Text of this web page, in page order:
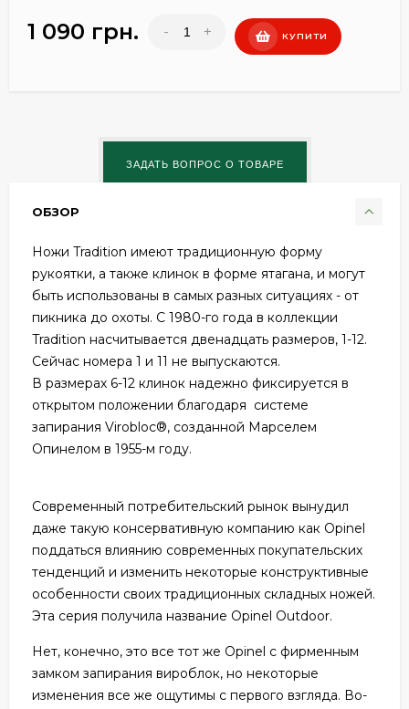
1 090 грн. - + КУПИТИ
ОБЗОР
Ножи Tradition имеют традиционную форму
рукоятки, а также клинок в форме ятагана, и могут
быть использованы в самых разных ситуациях - от
пикника до охоты. С 1980-го года в коллекции
Tradition насчитывается двенадцать размеров, 1-12.
Сейчас номера 1 и 11 не выпускаются.
В размерах 6-12 клинок надежно фиксируется в
открытом положении благодаря системе
запирания Virobloc®, созданной Марселем
Опинелом в 1955-м году.
Современный потребительский рынок вынудил
даже такую консервативную компанию как Opinel
поддаться влиянию современных покупательских
тенденций и изменить некоторые конструктивные
особенности своих традиционных складных ножей.
Эта серия получила название Opinel Outdoor.
Нет, конечно, это все тот же Opinel с фирменным
замком запирания вироблок, но некоторые
изменения все же ощутимы с первого взгляда. Во-